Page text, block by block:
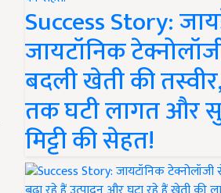
Success Story:
जायटॉनिक
बदली खेती की
तक घटी लागत और
मिट्टी की सेहत!